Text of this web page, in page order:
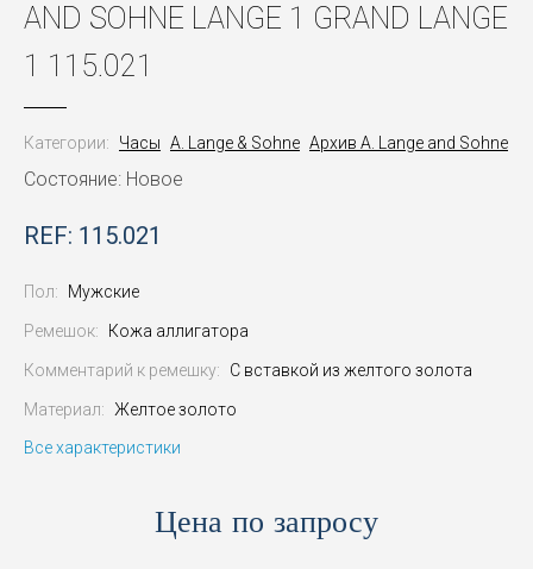
AND SOHNE LANGE 1 GRAND LANGE
1 115.021
Категории: Часы A. Lange & Sohne Архив A. Lange and Sohne
Состояние: Новое
REF: 115.021
Пол: Мужские
Ремешок: Кожа аллигатора
Комментарий к ремешку: С вставкой из желтого золота
Материал:
Желтое золото
Все характеристики
Цена по запросу